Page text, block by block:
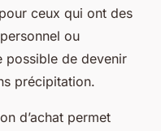
ceux qui ont des
ou
possible de devenir
précipitation.
d’achat permet